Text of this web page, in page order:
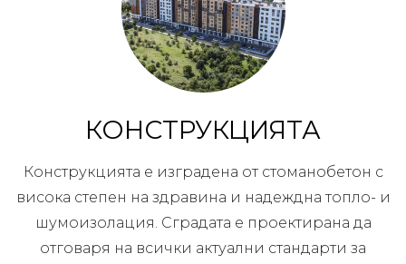
КОНСТРУКЦИЯТА
Конструкцията е изградена от стоманобетон с
висока степен на здравина и надеждна топло- и
шумоизолация. Сградата е проектирана да
отговаря на всички актуални стандарти за